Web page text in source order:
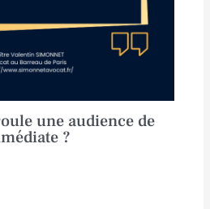
une audience de
?